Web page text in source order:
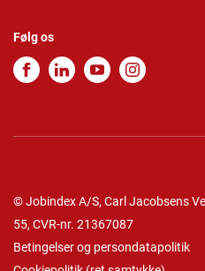
Følg os
© Jobindex A/S, Carl Jacobsens
55, CVR-nr. 21367087
Betingelser og persondatapolitik